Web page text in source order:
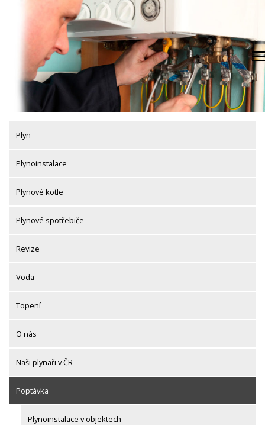
Plyn
Plynoinstalace
Plynové kotle
Plynové spotřebiče
Revize
Voda
Topení
O nás
Naši plynaři v ČR
Poptávka
Plynoinstalace v objektech